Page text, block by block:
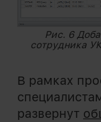
Рис. 6
сотрудника
В рамках
развернут